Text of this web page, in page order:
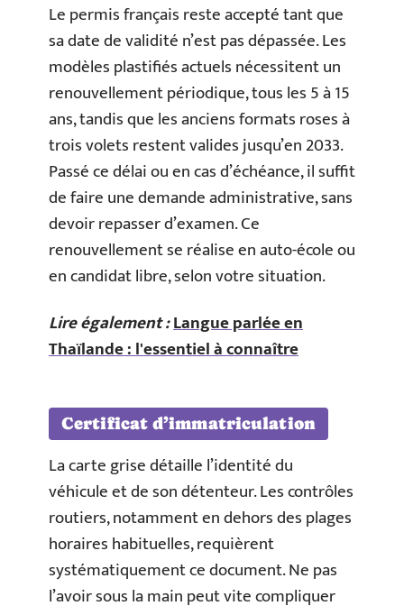
Le permis français reste accepté tant que
sa date de validité n’est pas dépassée. Les
modèles plastifiés actuels nécessitent un
renouvellement périodique, tous les 5 à 15
ans, tandis que les anciens formats roses à
trois volets restent valides jusqu’en 2033.
Passé ce délai ou en cas d’échéance, il suffit
de faire une demande administrative, sans
devoir repasser d’examen. Ce
renouvellement se réalise en auto-école ou
en candidat libre, selon votre situation.
Lire également :Langue parlée en
Thaïlande : l'essentiel à connaître
Certificat d’immatriculation
La carte grise détaille l’identité du
véhicule et de son détenteur. Les contrôles
routiers, notamment en dehors des plages
horaires habituelles, requièrent
systématiquement ce document. Ne pas
l’avoir sous la main peut vite compliquer